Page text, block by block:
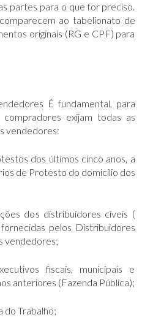
partes para o que for preciso.
ao tabelionato de
originais (RG e CPF) para
É fundamental, para
exijam todas as
vendedores:
dos últimos cinco anos, a
de Protesto do domicilio dos
dos distribuidores cíveis (
pelos Distribuidores
vendedores;
fiscais, municipais e
anteriores (Fazenda Pública);
do Trabalho;